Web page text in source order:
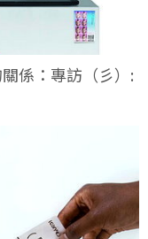
係：專訪（彡）: